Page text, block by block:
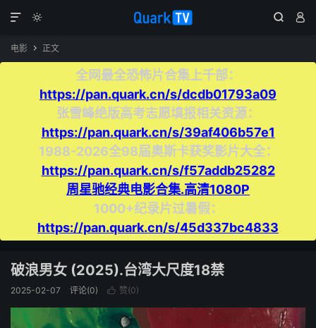
  

电影  正文
全网最全恐怖片合集上千部：
https://pan.quark.cn/s/dcdb01793a09
张雪峰绝版高考志愿填报相关资源：
https://pan.quark.cn/s/39af406b57e1
1988-2026全98届奥斯卡获奖影片大全：
https://pan.quark.cn/s/f57addb25282
周星驰经典电影合集.高清1080P
1000+纪录片过暑假：
https://pan.quark.cn/s/45d337bc4833
破浪男女 (2025).台湾大尺度18禁
2025-02-07 评论(0)  赞(0)